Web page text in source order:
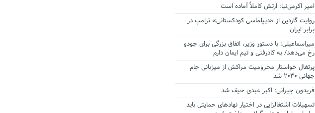
امیر اکرمی‌نیا: ارتش کاملاً آماده است
روایت گاردین از «دیپلماسی کودکستانی» ترامپ در
برابر ایران
میراسماعیلی: با دستور وزیر، اتفاق بزرگی برای جودو
رخ می‌دهد/ به کادرفنی و تیم ایمان دارم
پرتغال خواستار محرومیت مراکش از میزبانی جام
جهانی ۲۰۳۰ شد
فریدون جیرانی: اکبر عبدی حیف شد
تسهیلات اشتغالزایی در اختیار نهادهای حمایتی باید